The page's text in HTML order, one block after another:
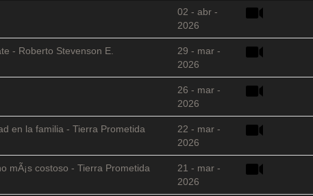
02 - abr -
2026
- Roberto Stevenson E.
29 - mar -
2026
26 - mar -
2026
en la familia - Tierra Prometida
22 - mar -
2026
mÃ¡s costoso - Tierra Prometida
21 - mar -
2026